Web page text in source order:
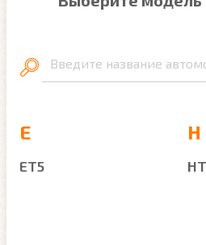
Введите название
E
ET5
H